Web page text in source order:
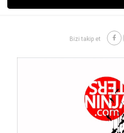
Bizi takip et